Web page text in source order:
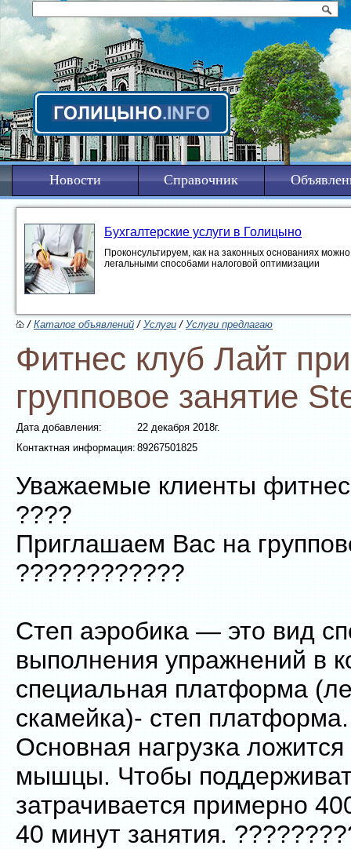
Новости Справочник
Бухгалтерские услуги в Голицыно
Проконсультируем, как на законных основаниях
легальными способами налоговой оптимизации
/Каталог объявлений/Услуги /Услуги предлагаю
Фитнес клуб Лайт
групповое занятие
Дата добавления:
22 декабря 2018г.
Контактная информация:89267501825
Уважаемые клиенты
????
Приглашаем Вас на
????????????
Степ аэробика — это вид
выполнения упражнений в
специальная платформа
скамейка)- степ платформа.
Основная нагрузка
мышцы. Чтобы
затрачивается примерно
40 минут занятия.